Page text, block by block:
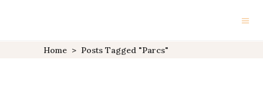
Home > Posts Tagged "parcs"